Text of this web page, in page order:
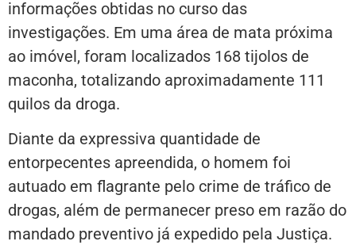
informações obtidas no curso das
investigações. Em uma área de mata próxima
ao imóvel, foram localizados 168 tijolos de
maconha, totalizando aproximadamente 111
quilos da droga.
Diante da expressiva quantidade de
entorpecentes apreendida, o homem foi
autuado em flagrante pelo crime de tráfico de
drogas, além de permanecer preso em razão do
mandado preventivo já expedido pela Justiça.